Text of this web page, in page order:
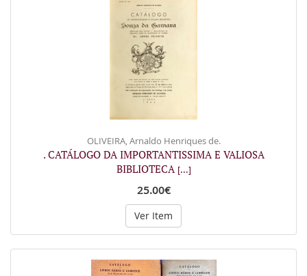
OLIVEIRA, Arnaldo Henriques de.
. CATÁLOGO DA IMPORTANTISSIMA E VALIOSA
BIBLIOTECA [...]
25.00€
Ver Item